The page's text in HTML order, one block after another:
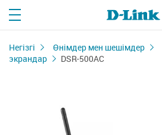
Негізгі Өнімдер мен шешімдер
экрандар
DSR-500AC